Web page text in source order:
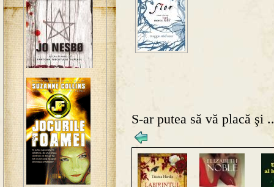
S-ar putea să vă placă şi